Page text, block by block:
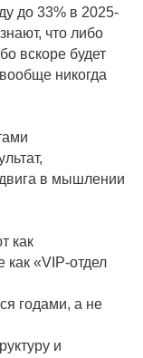
до 33% в 2025-
что либо
вскоре будет
никогда
в мышлении
как
как «VIP-отдел
годами, а не
и